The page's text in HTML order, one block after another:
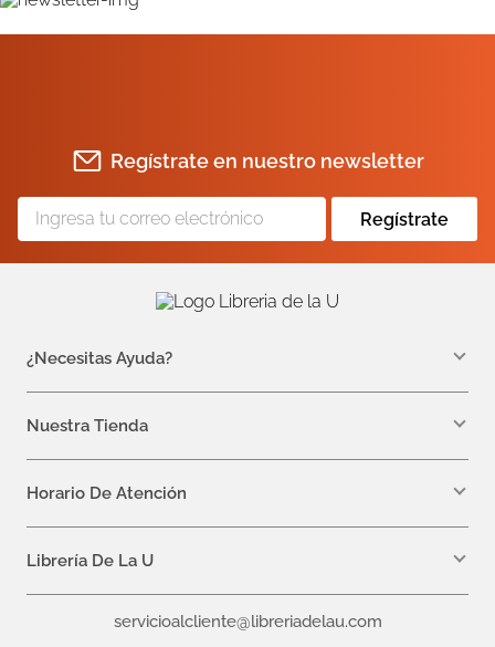
Regístrate en nuestro newsletter
Regístrate
¿Necesitas Ayuda?
WhatsApp +57 310 7157616
servicioalcliente@libreriadelau.com
Nuestra Tienda
Librería de la U - Teusaquillo
Calle 32a # 19- 24
Horario De Atención
Lunes, Jueves y Viernes: 7:00 a.m a 5:00 p.m
Martes y Miércoles: 7:00 a.m a 6:00 p.m.
Librería De La U
¿Quiénes somos?
Editoriales aliadas
servicioalcliente@libreriadelau.com